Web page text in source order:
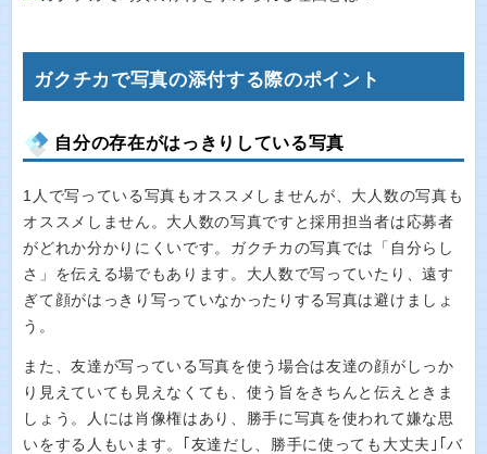
ガクチカで写真の添付する際のポイント
自分の存在がはっきりしている写真
1人で写っている写真もオススメしませんが、大人数の写真も
オススメしません。大人数の写真ですと採用担当者は応募者
がどれか分かりにくいです。ガクチカの写真では「自分らし
さ」を伝える場でもあります。大人数で写っていたり、遠す
ぎて顔がはっきり写っていなかったりする写真は避けましょ
う。
また、友達が写っている写真を使う場合は友達の顔がしっか
り見えていても見えなくても、使う旨をきちんと伝えときま
しょう。人には肖像権はあり、勝手に写真を使われて嫌な思
いをする人もいます。｢友達だし、勝手に使っても大丈夫｣｢バ